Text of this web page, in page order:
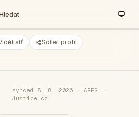
síť
Sdílet profil
synced 8. 8. 2026 · ARES ·
Justice.cz